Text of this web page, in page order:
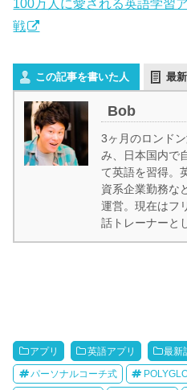
100万人に愛される英語学習
戦
この記事を書いた人 最
Bob
3ヶ月のロンド
み、日本国内で
て英語を習得。
資系企業勤務な
運営。現在はフ
話トレーナーと
アプリ 英語アプリ 最新
パーソナルコーチ式